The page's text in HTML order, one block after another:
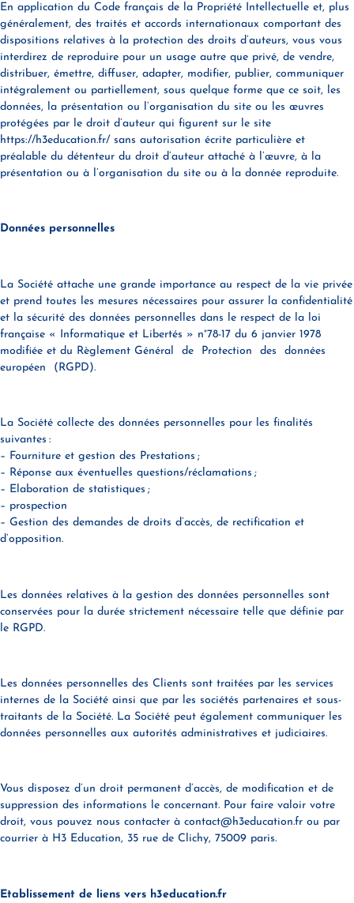
En application du Code français de la Propriété Intellectuelle et, plus
généralement, des traités et accords internationaux comportant des
dispositions relatives à la protection des droits d’auteurs, vous vous
interdirez de reproduire pour un usage autre que privé, de vendre,
distribuer, émettre, diffuser, adapter, modifier, publier, communiquer
intégralement ou partiellement, sous quelque forme que ce soit, les
données, la présentation ou l’organisation du site ou les œuvres
protégées par le droit d’auteur qui figurent sur le site
https://h3education.fr/ sans autorisation écrite particulière et
préalable du détenteur du droit d’auteur attaché à l’œuvre, à la
présentation ou à l’organisation du site ou à la donnée reproduite.
Données personnelles
La Société attache une grande importance au respect de la vie privée
et prend toutes les mesures nécessaires pour assurer la confidentialité
et la sécurité des données personnelles dans le respect de la loi
française « Informatique et Libertés » n°78-17 du 6 janvier 1978
modifiée et du Règlement Général de Protection des données
européen (RGPD).
La Société collecte des données personnelles pour les finalités
suivantes :
– Fourniture et gestion des Prestations ;
– Réponse aux éventuelles questions/réclamations ;
– Elaboration de statistiques ;
– prospection
– Gestion des demandes de droits d’accès, de rectification et
d’opposition.
Les données relatives à la gestion des données personnelles sont
conservées pour la durée strictement nécessaire telle que définie par
le RGPD.
Les données personnelles des Clients sont traitées par les services
internes de la Société ainsi que par les sociétés partenaires et sous-
traitants de la Société. La Société peut également communiquer les
données personnelles aux autorités administratives et judiciaires.
Vous disposez d’un droit permanent d’accès, de modification et de
suppression des informations le concernant. Pour faire valoir votre
droit, vous pouvez nous contacter à contact@h3education.fr ou par
courrier à H3 Education, 35 rue de Clichy, 75009 paris.
Etablissement de liens vers h3education.fr